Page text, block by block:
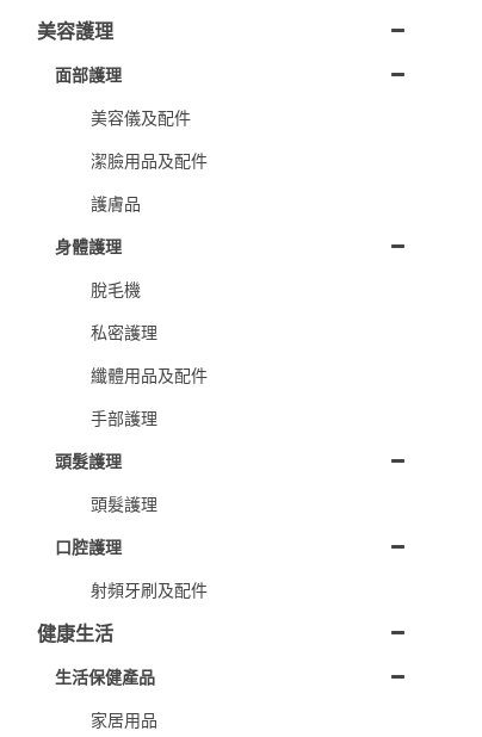
美容護理
面部護理
美容儀及配件
潔臉用品及配件
護膚品
身體護理
脫毛機
私密護理
纖體用品及配件
手部護理
頭髮護理
頭髮護理
口腔護理
射頻牙刷及配件
健康生活
生活保健產品
家居用品